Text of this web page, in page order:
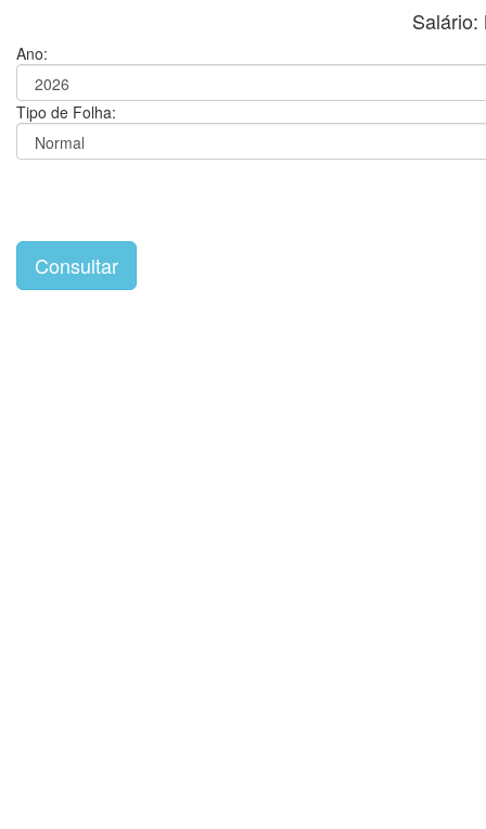
Salário:
Ano:
Tipo de Folha: